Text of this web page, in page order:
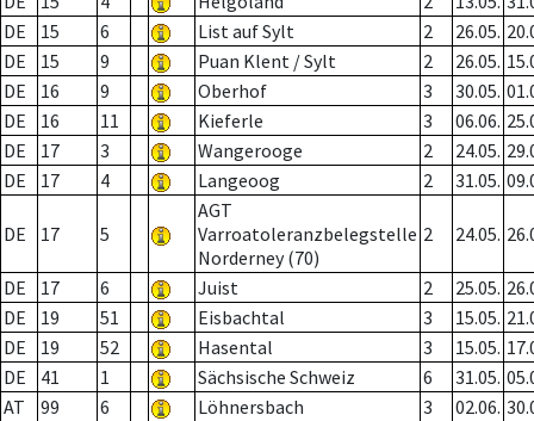
DE
15 6 List auf Sylt 2 26.05.
DE
15 9 Puan Klent / Sylt 2 26.05.
DE
16 9 Oberhof 3 30.05.
DE
16 11 Kieferle 3 06.06.
DE
17 3 Wangerooge 2 24.05.
DE
17 4 Langeoog 2 31.05.
DE 17 5
AGT
Varroatoleranzbelegstelle
Norderney (70)
2 24.05.
DE 17 6 Juist 2 25.05.
DE
19 51 Eisbachtal 3 15.05.
DE
19 52 Hasental 3 15.05.
DE
41 1 Sächsische Schweiz 6 31.05.
AT
99 6 Löhnersbach 3 02.06.